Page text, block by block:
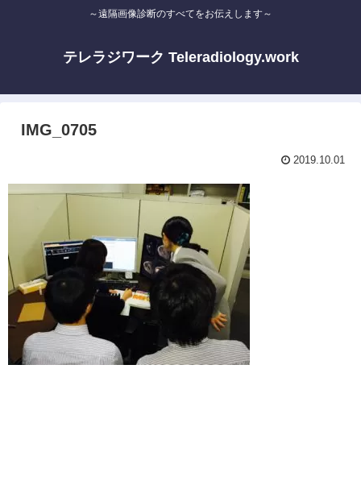
～遠隔画像診断のすべてをお伝えします～
テレラジワーク Teleradiology.work
IMG_0705
2019.10.01